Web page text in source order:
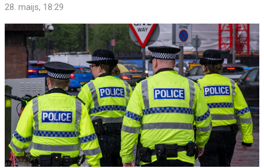
28. maijs, 18:29